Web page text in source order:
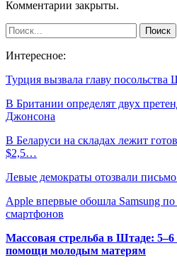
Комментарии закрыты.
Интересное:
Турция вызвала главу
В Британии определят двух
Джонсона
В Беларуси на складах лежит
$2,5…
Левые демократы отозвали
Apple впервые обошла Samsung
смартфонов
Массовая стрельба в Штаде:
помощи молодым матерям